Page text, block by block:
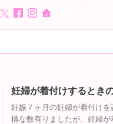
妊婦が着付けするとき
妊娠７ヶ月の妊婦が着付け
構な数有りましたが、妊婦